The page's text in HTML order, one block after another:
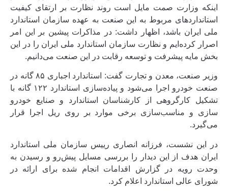
اینکه وزارت صمت مایل است روند نظارت بر ارتقای کیفیت
استانداردهای مربوط به این صنعت به عهده سازمان استاندارد
ملی ایران باشد، اظهار داشت: در مذاکرات پیشین بر این امر
اصرار کرده‌ایم و نظارت سازمان استاندارد ملی ایران را در این
بخش مایه پیشرفت و توسعه رقابت در این صنعت می‌دانیم.
وزیر صنعت، معدن و تجارت گفت: استاندارد اجباری ۸۵ گانه در
صنعت خودرو اجرا می‌شود و پیاده‌سازی استاندارد ۱۲۲ گانه با
تشکیل کارگروهی از کارشناسان استاندارد و صنایع خودرو
سازی و مناسب‌سازی برخی موارد بر روی ریل اجرا قرار
می‌گیرد.
در این نشست، فرزانه انصاری رییس سازمان ملی استاندارد
ایران هدف از این دیدار را بررسی مسایل پیش‌رو و رسیدن به
وحدت رویه در گزارش اقدامات انجام شده برای ارائه در
شورای عالی استاندارد اعلام کرد.